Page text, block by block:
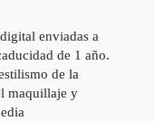
enviadas a
de 1 año.
de la
maquillaje y